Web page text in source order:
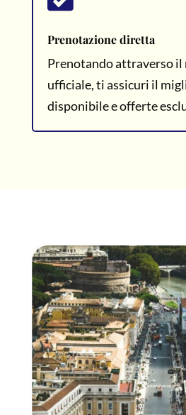
Prenotazione diretta
Prenotando attraverso
ufficiale, ti assicuri il
disponibile e offerte